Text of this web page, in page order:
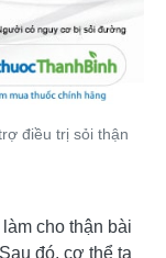
điều trị sỏi thận
cho thận bài
đó, cơ thể ta